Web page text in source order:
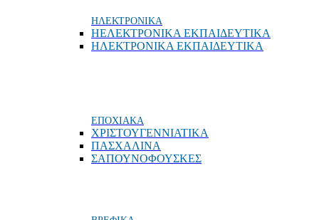
ΗΛΕΚΤΡΟΝΙΚΑ
ΗΕΛΕΚΤΡΟΝΙΚΑ ΕΚΠΑΙΔΕΥΤΙΚΑ
ΗΛΕΚΤΡΟΝΙΚΑ ΕΚΠΑΙΔΕΥΤΙΚΑ
ΕΠΟΧΙΑΚΑ
ΧΡΙΣΤΟΥΓΕΝΝΙΑΤΙΚΑ
ΠΑΣΧΑΛΙΝΑ
ΣΑΠΟΥΝΟΦΟΥΣΚΕΣ